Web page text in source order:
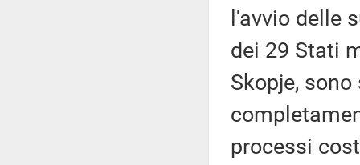
l'avvio delle
dei 29 Stati
Skopje,
processi